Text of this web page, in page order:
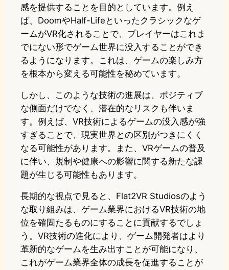
感を提供することを目的としています。例え
ば、DoomやHalf-Lifeといったクラシックなゲ
ームがVR化されることで、プレイヤーはこれま
でにない形でゲーム世界に没入することができ
るようになります。これは、ゲームの楽しみ方
を根本から変える可能性を秘めています。
しかし、このような技術の進展は、ポジティブ
な側面だけでなく、潜在的なリスクも伴いま
す。例えば、VR技術によるゲームの没入感が強
すぎることで、現実世界との区別がつきにくく
なる可能性があります。また、VRゲームの普及
に伴い、規制や健康への影響に関する新たな課
題が生じる可能性もあります。
長期的な視点で見ると、Flat2VR Studiosのよう
な取り組みは、ゲーム業界におけるVR技術の地
位を確固たるものにすることに貢献するでしょ
う。VR技術の進化により、ゲーム開発者はより
革新的なゲームを生み出すことが可能になり、
これがゲーム業界全体の成長を促進することが